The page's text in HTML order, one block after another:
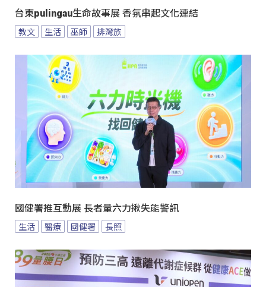
台東pulingau生命故事展 香氛串起文化連結
教文 生活 巫師 排灣族
國健署推互動展 長者量六力揪失能警訊
生活 醫療 國健署 長照